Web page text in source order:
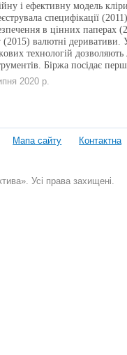
і ефективну модель
специфікації
в цінних паперах
(2015) валютні деривативи.
технологій
Біржа посідає
2020 р.
Мапа сайту
Контактна
Усі права захищені.